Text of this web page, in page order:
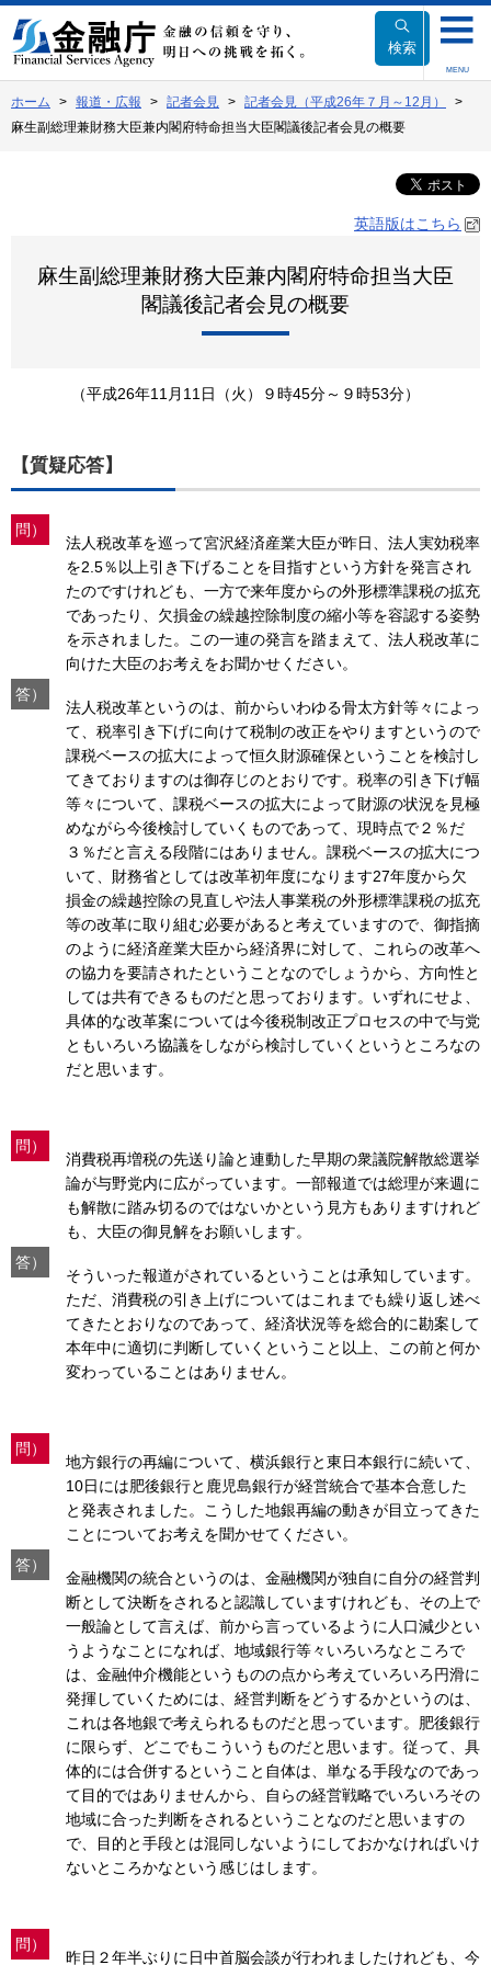
文
へ
動
検索
MENU
ホーム 報道・広報 記者会見
記者会見（平成26年７月～12月）
麻生副総理兼財務大臣兼内閣府特命担当大臣閣議後記者会見の概要
英語版はこちら
麻生副総理兼財務大臣兼内閣府特命担当大臣
閣議後記者会見の概要
（平成26年11月11日（火）９時45分～９時53分）
【質疑応答】
問）
法人税改革を巡って宮沢経済産業大臣が昨日、法人実効税率
を2.5％以上引き下げることを目指すという方針を発言され
たのですけれども、一方で来年度からの外形標準課税の拡充
であったり、欠損金の繰越控除制度の縮小等を容認する姿勢
を示されました。この一連の発言を踏まえて、法人税改革に
向けた大臣のお考えをお聞かせください。
答）
法人税改革というのは、前からいわゆる骨太方針等々によっ
て、税率引き下げに向けて税制の改正をやりますというので
課税ベースの拡大によって恒久財源確保ということを検討し
てきておりますのは御存じのとおりです。税率の引き下げ幅
等々について、課税ベースの拡大によって財源の状況を見極
めながら今後検討していくものであって、現時点で２％だ
３％だと言える段階にはありません。課税ベースの拡大につ
いて、財務省としては改革初年度になります27年度から欠
損金の繰越控除の見直しや法人事業税の外形標準課税の拡充
等の改革に取り組む必要があると考えていますので、御指摘
のように経済産業大臣から経済界に対して、これらの改革へ
の協力を要請されたということなのでしょうから、方向性と
しては共有できるものだと思っております。いずれにせよ、
具体的な改革案については今後税制改正プロセスの中で与党
ともいろいろ協議をしながら検討していくというところなの
だと思います。
問）
消費税再増税の先送り論と連動した早期の衆議院解散総選挙
論が与野党内に広がっています。一部報道では総理が来週に
も解散に踏み切るのではないかという見方もありますけれど
も、大臣の御見解をお願いします。
答）
そういった報道がされているということは承知しています。
ただ、消費税の引き上げについてはこれまでも繰り返し述べ
てきたとおりなのであって、経済状況等を総合的に勘案して
本年中に適切に判断していくということ以上、この前と何か
変わっていることはありません。
問）
地方銀行の再編について、横浜銀行と東日本銀行に続いて、
10日には肥後銀行と鹿児島銀行が経営統合で基本合意した
と発表されました。こうした地銀再編の動きが目立ってきた
ことについてお考えを聞かせてください。
答）
金融機関の統合というのは、金融機関が独自に自分の経営判
断として決断をされると認識していますけれども、その上で
一般論として言えば、前から言っているように人口減少とい
うようなことになれば、地域銀行等々いろいろなところで
は、金融仲介機能というものの点から考えていろいろ円滑に
発揮していくためには、経営判断をどうするかというのは、
これは各地銀で考えられるものだと思っています。肥後銀行
に限らず、どこでもこういうものだと思います。従って、具
体的には合併するということ自体は、単なる手段なのであっ
て目的ではありませんから、自らの経営戦略でいろいろその
地域に合った判断をされるということなのだと思いますの
で、目的と手段とは混同しないようにしておかなければいけ
ないところかなという感じはします。
問）
昨日２年半ぶりに日中首脳会談が行われましたけれども、今